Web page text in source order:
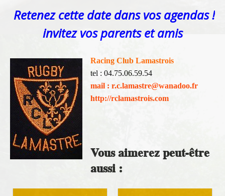
Retenez cette date dans vos agendas !
invitez vos parents et amis
Racing Club Lamastrois
tel : 04.75.06.59.54
mail : r.c.lamastre@wanadoo.fr
http://rclamastrois.com
Vous aimerez peut-être
aussi :